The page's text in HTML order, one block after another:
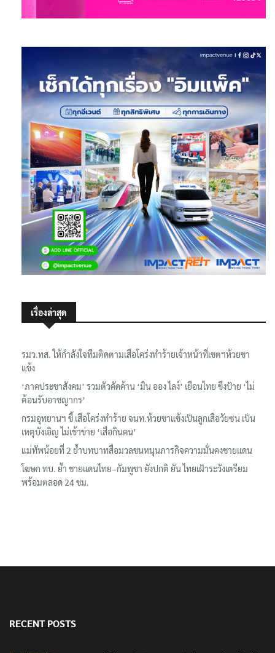
เรื่องล่าสุด
รมว.ทส. ให้กำลังใจทีมติดตามเสือโคร่งทำร้ายเจ้าหน้าที่เขตฯห้วยขา
แข้ง
‘ภาคประชาสังคม’ รวมตัวคัดค้าน ‘มิน ออง ไลง์’ เยือนไทย ขึงป้าย ‘ไม่
ต้อนรับอาชญากร’
กรมอุทยานฯ ชี้ เสือโคร่งทำร้าย จนท.ห้วยขาแข้งเป็นลูกเสือวัยซน เป็น
เหตุบังเอิญ ไม่เข้าข่าย ‘เสือกินคน’
แม่ทัพน้อยที่ 2 ย้ำบทบาทสื่อมวลชนหนุนภารกิจความมั่นคงชายแดน
โฆษก ทบ. ย้ำ ชายแดนไทย–กัมพูชา ยังปกติ ยัน ไทยเฝ้าระวังเตรียม
พร้อมตลอด 24 ชม.
RECENT POSTS